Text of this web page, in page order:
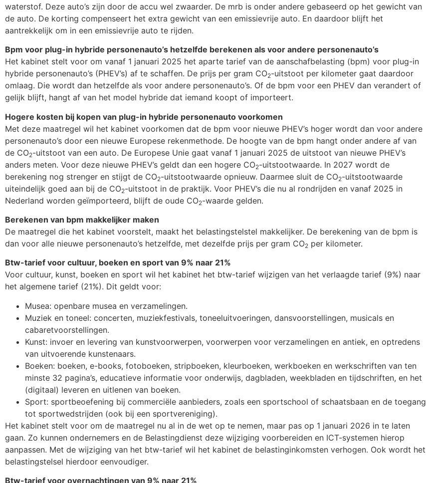
waterstof. Deze auto’s zijn door de accu wel zwaarder. De mrb is onder andere gebaseerd op het gewicht van
de auto. De korting compenseert het extra gewicht van een emissievrije auto. En daardoor blijft het
aantrekkelijk om in een emissievrije auto te rijden.
Bpm voor plug-in hybride personenauto’s hetzelfde berekenen als voor andere personenauto’s
Het kabinet stelt voor om vanaf 1 januari 2025 het aparte tarief van de aanschafbelasting (bpm) voor plug-in
hybride personenauto’s (PHEV’s) af te schaffen. De prijs per gram CO2-uitstoot per kilometer gaat daardoor
omlaag. Die wordt dan hetzelfde als voor andere personenauto’s. Of de bpm voor een PHEV dan verandert of
gelijk blijft, hangt af van het model hybride dat iemand koopt of importeert.
Hogere kosten bij kopen van plug-in hybride personenauto voorkomen
Met deze maatregel wil het kabinet voorkomen dat de bpm voor nieuwe PHEV’s hoger wordt dan voor andere
personenauto’s door een nieuwe Europese rekenmethode. De hoogte van de bpm hangt onder andere af van
de CO2-uitstoot van een auto. De Europese Unie gaat vanaf 1 januari 2025 de uitstoot van nieuwe PHEV’s
anders meten. Voor deze nieuwe PHEV’s geldt dan een hogere CO2-uitstootwaarde. In 2027 wordt de
berekening nog strenger en stijgt de CO2-uitstootwaarde opnieuw. Daarmee sluit de CO2-uitstootwaarde
uiteindelijk goed aan bij de CO2-uitstoot in de praktijk. Voor PHEV’s die nu al rondrijden en vanaf 2025 in
Nederland worden geïmporteerd, blijft de oude CO2-waarde gelden.
Berekenen van bpm makkelijker maken
De maatregel die het kabinet voorstelt, maakt het belastingstelstel makkelijker. De berekening van de bpm is
dan voor alle nieuwe personenauto’s hetzelfde, met dezelfde prijs per gram CO2 per kilometer.
Btw-tarief voor cultuur, boeken en sport van 9% naar 21%
Voor cultuur, kunst, boeken en sport wil het kabinet het btw-tarief wijzigen van het verlaagde tarief (9%) naar
het algemene tarief (21%). Dit geldt voor:
Musea: openbare musea en verzamelingen.
Muziek en toneel: concerten, muziekfestivals, toneeluitvoeringen, dansvoorstellingen, musicals en
cabaretvoorstellingen.
Kunst: invoer en levering van kunstvoorwerpen, voorwerpen voor verzamelingen en antiek, en optredens
van uitvoerende kunstenaars.
Boeken: boeken, e-books, fotoboeken, stripboeken, kleurboeken, werkboeken en werkschriften van ten
minste 32 pagina’s, educatieve informatie voor onderwijs, dagbladen, weekbladen en tijdschriften, en het
(digitaal) leveren en uitlenen van boeken.
Sport: sportbeoefening bij commerciële aanbieders, zoals een sportschool of schaatsbaan en de toegang
tot sportwedstrijden (ook bij een sportvereniging).
Het kabinet stelt voor om de maatregel nu al in de wet op te nemen, maar pas op 1 januari 2026 in te laten
gaan. Zo kunnen ondernemers en de Belastingdienst deze wijziging voorbereiden en ICT-systemen hierop
aanpassen. Met de wijziging van het btw-tarief wil het kabinet de belastinginkomsten verhogen. Ook wordt het
belastingstelsel hierdoor eenvoudiger.
Btw-tarief voor overnachtingen van 9% naar 21%